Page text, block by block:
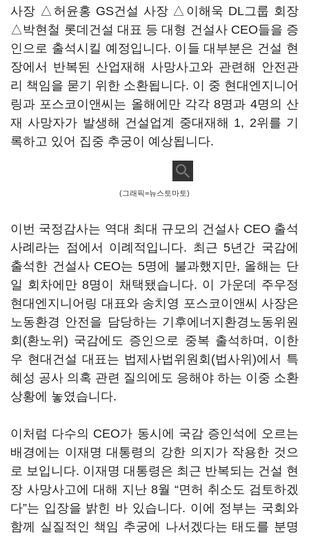
사장 △허윤홍 GS건설 사장 △이해욱 DL그룹 회장
△박현철 롯데건설 대표 등 대형 건설사 CEO들을 증
인으로 출석시킬 예정입니다. 이들 대부분은 건설 현
장에서 반복된 산업재해 사망사고와 관련해 안전관
리 책임을 묻기 위한 소환됩니다. 이 중 현대엔지니어
링과 포스코이앤씨는 올해에만 각각 8명과 4명의 산
재 사망자가 발생해 건설업계 중대재해 1, 2위를 기
록하고 있어 집중 추궁이 예상됩니다.
(그래픽=뉴스토마토)
이번 국정감사는 역대 최대 규모의 건설사 CEO 출석
사례라는 점에서 이례적입니다. 최근 5년간 국감에
출석한 건설사 CEO는 5명에 불과했지만, 올해는 단
일 회차에만 8명이 채택됐습니다. 이 가운데 주우정
현대엔지니어링 대표와 송치영 포스코이앤씨 사장은
노동환경 안전을 담당하는 기후에너지환경노동위원
회(환노위) 국감에도 증인으로 중복 출석하며, 이한
우 현대건설 대표는 법제사법위원회(법사위)에서 특
혜성 공사 의혹 관련 질의에도 응해야 하는 이중 소환
상황에 놓였습니다.
이처럼 다수의 CEO가 동시에 국감 증인석에 오르는
배경에는 이재명 대통령의 강한 의지가 작용한 것으
로 보입니다. 이재명 대통령은 최근 반복되는 건설 현
장 사망사고에 대해 지난 8월 “면허 취소도 검토하겠
다”는 입장을 밝힌 바 있습니다. 이에 정부는 국회와
함께 실질적인 책임 추궁에 나서겠다는 태도를 분명